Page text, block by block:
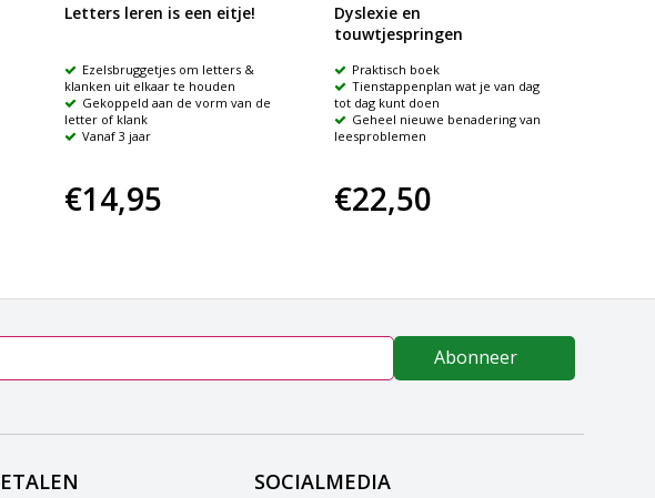
Letters leren is een eitje!
Ezelsbruggetjes om letters &
klanken uit elkaar te houden
Gekoppeld aan de vorm van de
letter of klank
Vanaf 3 jaar
€14,95
Dyslexie en
touwtjespringen
Praktisch boek
Tienstappenplan wat je van dag
tot dag kunt doen
Geheel nieuwe benadering van
leesproblemen
€22,50
Abonneer
SOCIALMEDIA